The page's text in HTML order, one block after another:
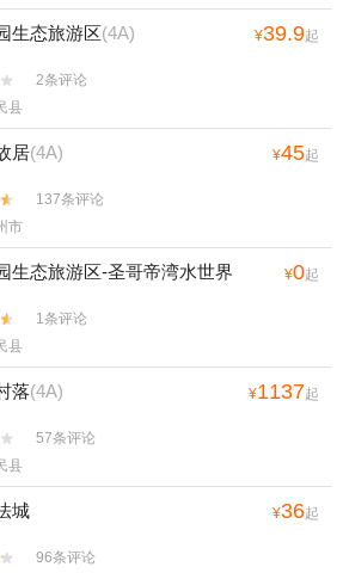
生态旅游区(4A) ¥39.9起
2条评论
县
居(4A) ¥45起
137条评论
市
生态旅游区-圣哥帝湾水世界 ¥0起
1条评论
县
落(4A) ¥1137起
57条评论
县
城 ¥36起
96条评论